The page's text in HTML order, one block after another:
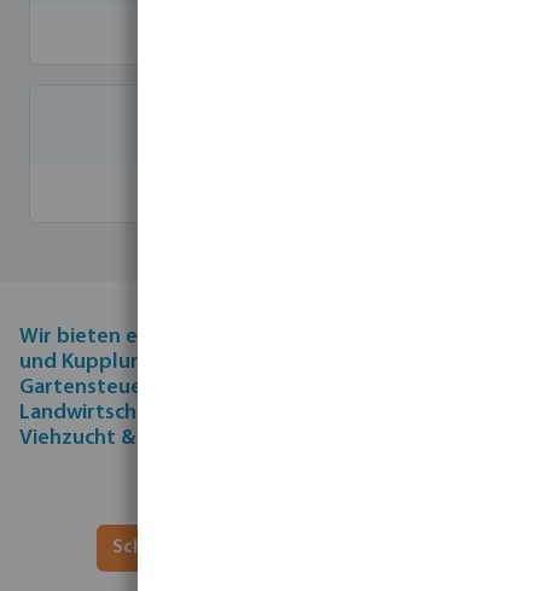
Wir bieten ein komplettes Sortiment von Rohren
und Kupplungen bis hin zu Pumpen und
Gartensteuerungen in den Bereichen
Landwirtschaft, Garten & Landschaftsbau, Pool,
Viehzucht & Rohrleitungssystemen.
Schauen Sie sich unsere Produkte an